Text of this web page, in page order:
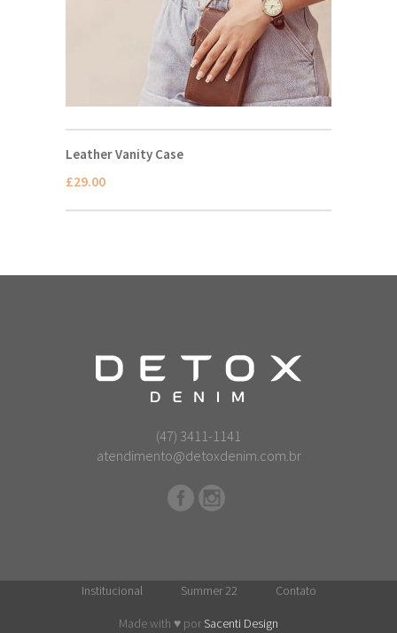
Leather Vanity Case
£29.00
(47) 3411-1141
atendimento@detoxdenim.com.br
Institucional Summer 22 Contato
Made with ♥ por Sacenti Design